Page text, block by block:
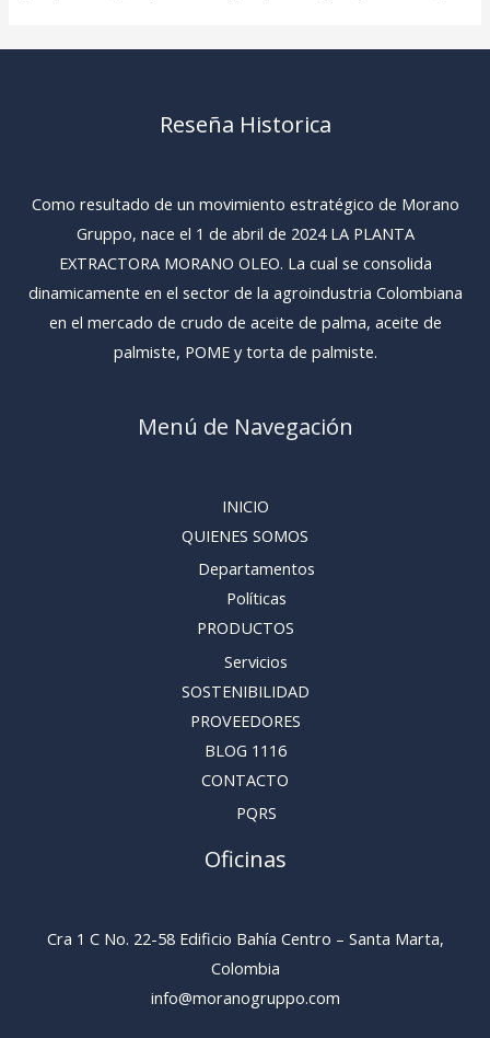
Reseña Historica
Como resultado de un movimiento estratégico de Morano
Gruppo, nace el 1 de abril de 2024 LA PLANTA
EXTRACTORA MORANO OLEO. La cual se consolida
dinamicamente en el sector de la agroindustria Colombiana
en el mercado de crudo de aceite de palma, aceite de
palmiste, POME y torta de palmiste.
Menú de Navegación
INICIO
QUIENES SOMOS
Departamentos
Políticas
PRODUCTOS
Servicios
SOSTENIBILIDAD
PROVEEDORES
BLOG 1116
CONTACTO
PQRS
Oficinas
Cra 1 C No. 22-58 Edificio Bahía Centro – Santa Marta,
Colombia
info@moranogruppo.com